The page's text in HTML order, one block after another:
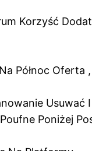
Korzyść
Północ Oferta
Usuwać
Poniżej